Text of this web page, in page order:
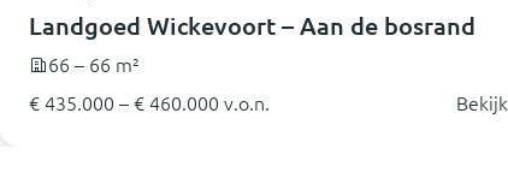
Landgoed Wickevoort – Aan de bosrand
66 – 66 m²
€ 435.000 – € 460.000 v.o.n.
Bekijk